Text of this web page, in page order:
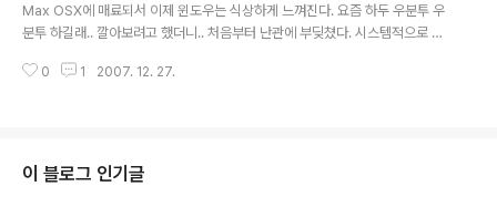
많이 깨져 나온다는데... 요즘 같이 문서 작업으로 밥먹고
사는 입장에서는 약간 난감하네..
Max OSX에 매료되서 이제 윈도우는 식상하게 느껴진다. 요즘 하두 우분투 우
분투 하길래.. 깔아보려고 했더니.. 처음부터 난관에 부딪쳤다. 시스템적으로 인
팅 프로그램이 없는게 아닌가? 이런 난감할때가... -_- 거기에 파티션을 새로 나
있는 이정도의 제품들이 무료로 돌아다니다니.. 사실 OSX를 써본결과.. MS 이
거는 마케팅과 독점의 승리다.. -_- 다른 OS들이 훨 ..
0 1 2007. 12. 27.
이 블로그 인기글